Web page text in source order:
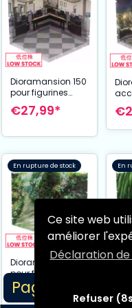
Ce site web
améliorer
Déclaration
Refuser
Page 1/3
Dioramansion 150
pour figurines
Nendoroid et
Figma Office
€27,99*
En rupture de stock
Dioramansion 200
pour figurines
Nendoroid et
Figma Rose
€37,99*
En